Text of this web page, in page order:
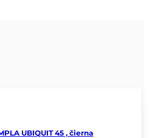
UBIQUIT 45 , čierna